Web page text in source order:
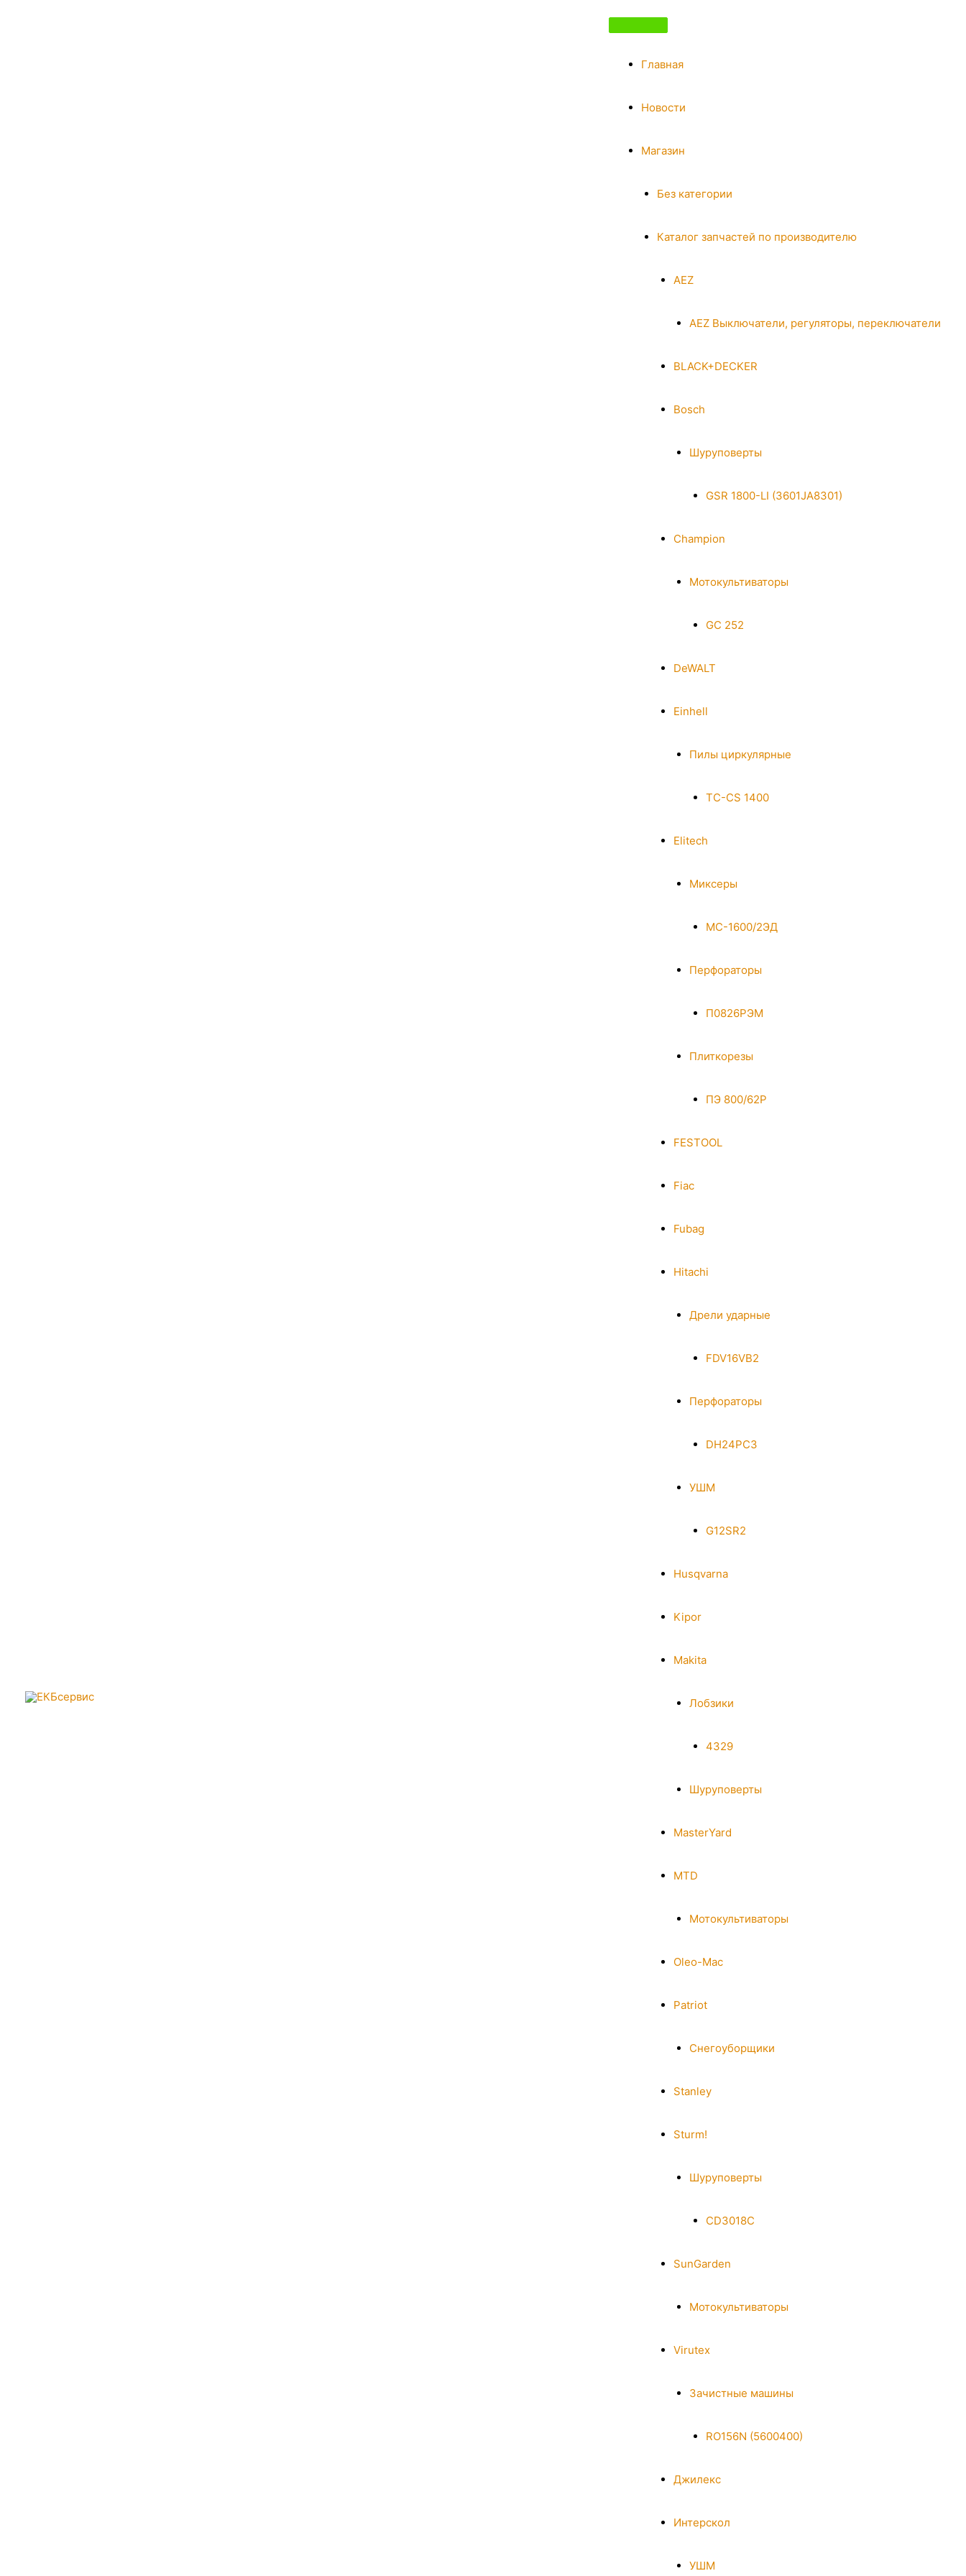
Главная
Новости
Магазин
Без категории
Каталог запчастей по производителю
AEZ
AEZ Выключатели, регуляторы, переключатели
BLACK+DECKER
Bosch
Шуруповерты
GSR 1800-LI (3601JA8301)
Champion
Мотокультиваторы
GC 252
DeWALT
Einhell
Пилы циркулярные
TC-CS 1400
Elitech
Миксеры
МС-1600/2ЭД
Перфораторы
П0826РЭМ
Плиткорезы
ПЭ 800/62Р
FESTOOL
Fiac
Fubag
Hitachi
Дрели ударные
FDV16VB2
Перфораторы
DH24PC3
УШМ
G12SR2
Husqvarna
Kipor
Makita
Лобзики
4329
Шуруповерты
MasterYard
MTD
Мотокультиваторы
Oleo-Mac
Patriot
Снегоуборщики
Stanley
Sturm!
Шуруповерты
CD3018C
SunGarden
Мотокультиваторы
Virutex
Зачистные машины
RO156N (5600400)
Джилекс
Интерскол
УШМ